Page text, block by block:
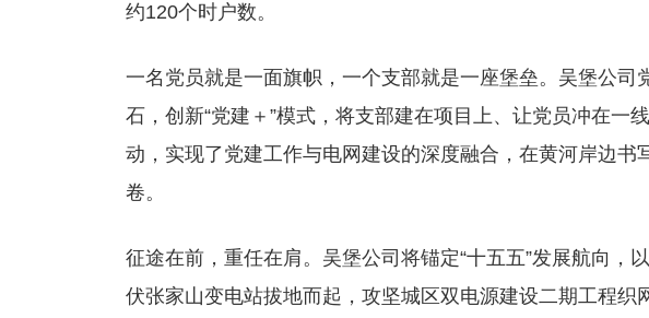
约120个时户数。
一名党员就是一面旗帜，一个支部就是一座堡垒。吴堡公司
石，创新“党建＋”模式，将支部建在项目上、让党员冲在一
动，实现了党建工作与电网建设的深度融合，在黄河岸边书
卷。
征途在前，重任在肩。吴堡公司将锚定“十五五”发展航向，
伏张家山变电站拔地而起，攻坚城区双电源建设二期工程织